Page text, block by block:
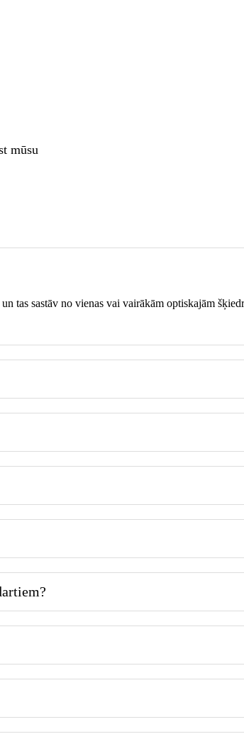
mūsu
tas sastāv no vienas vai vairākām optiskajām